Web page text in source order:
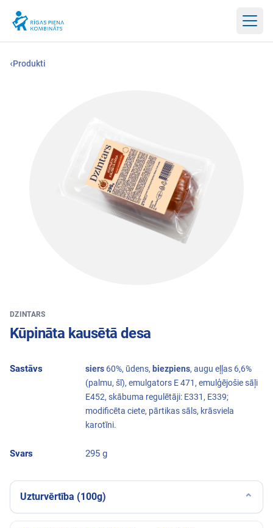
‹Produkti
DZINTARS
Kūpināta kausētā desa
Sastāvs siers 60%, ūdens, biezpiens, augu eļļas 6,6%
(palmu, šī), emulgators E 471, emulģējošie sāļi
E452, skābuma regulētāji: E331, E339;
modificēta ciete, pārtikas sāls, krāsviela
karotīni.
Svars 295 g
Uzturvērtība (100g) ⌄